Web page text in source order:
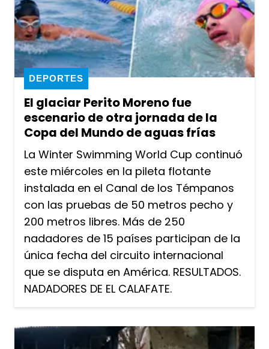
El glaciar Perito Moreno fue
escenario de otra jornada de la
Copa del Mundo de aguas frías
DEPORTES
La Winter Swimming World Cup continuó
este miércoles en la pileta flotante
instalada en el Canal de los Témpanos
con las pruebas de 50 metros pecho y
200 metros libres. Más de 250
nadadores de 15 países participan de la
única fecha del circuito internacional
que se disputa en América. RESULTADOS.
NADADORES DE EL CALAFATE.